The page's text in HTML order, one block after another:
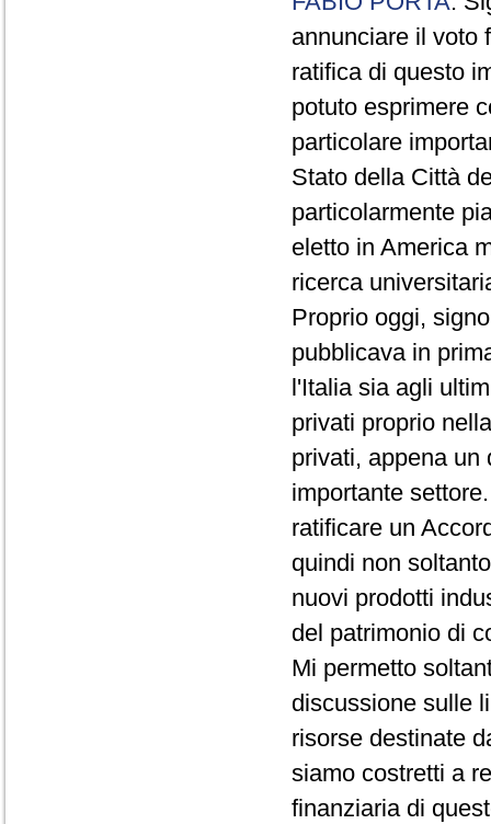
annunciare il voto
ratifica di questo
potuto esprimere
particolare
Stato della Città
particolarmente
eletto in America
ricerca
Proprio oggi,
pubblicava in
l'Italia sia agli
privati proprio
privati, appena un
importante
ratificare un
quindi non
nuovi prodotti
del patrimonio di
Mi permetto
discussione sulle
risorse destinate
siamo costretti a
finanziaria di